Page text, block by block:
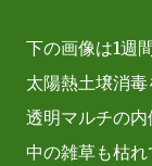
下の画像は1週
太陽熱土壌消毒
透明マルチの内
中の雑草も枯れ